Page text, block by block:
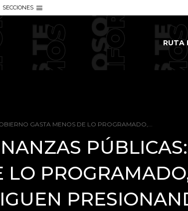
SECCIONES
RUTA
GASTA MENOS DE LO PROGRAMADO,...
LO